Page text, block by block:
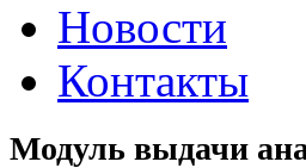
Новости
Контакты
Модуль выдачи